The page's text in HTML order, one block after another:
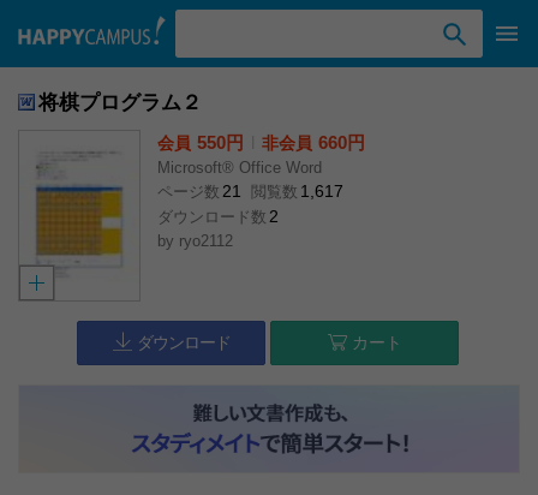
将棋プログラム２
会員 550円 非会員 660円
Microsoft® Office Word
ページ数 21 閲覧数 1,617
ダウンロード数 2
by ryo2112
ダウンロード カート